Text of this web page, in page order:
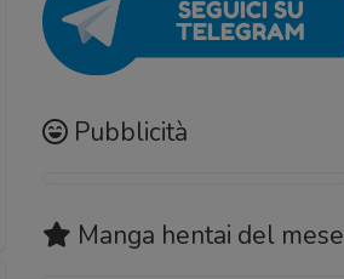
Pubblicità
Manga hentai del mese